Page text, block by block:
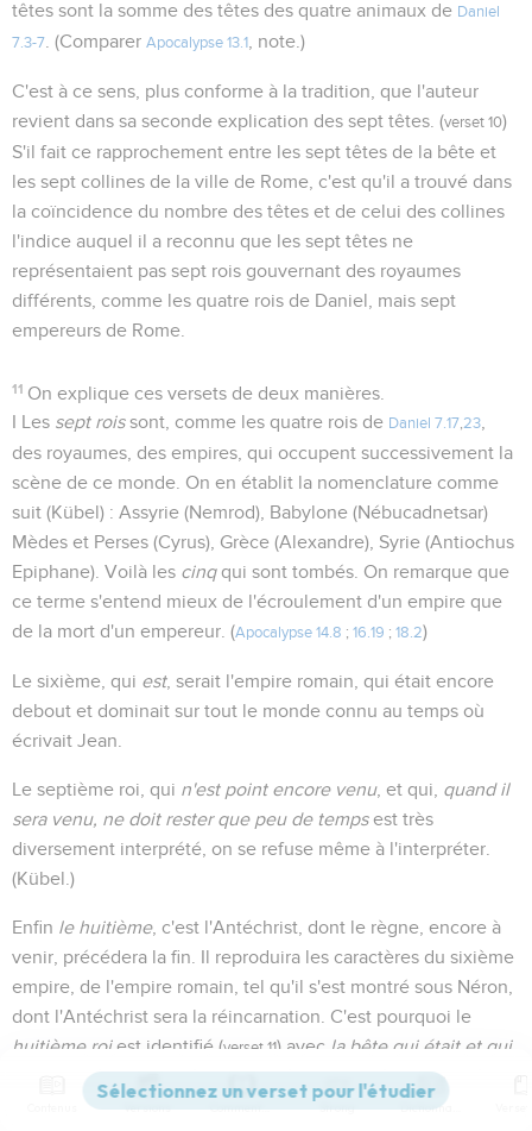
têtes sont la somme des têtes des quatre animaux de Daniel
7.3-7
. (Comparer Apocalypse 13.1 , note.)
C'est à ce sens, plus conforme à la tradition, que l'auteur
revient dans sa seconde explication des sept têtes. (verset 10)
S'il fait ce rapprochement entre les sept têtes de la bête et
les sept collines de la ville de Rome, c'est qu'il a trouvé dans
la coïncidence du nombre des têtes et de celui des collines
l'indice auquel il a reconnu que les sept têtes ne
représentaient pas sept rois gouvernant des royaumes
différents, comme les quatre rois de Daniel, mais sept
empereurs de Rome.
11 On explique ces versets de deux manières.
I Les sept roissont, comme les quatre rois de Daniel 7.17 23
des royaumes, des empires, qui occupent successivement la
scène de ce monde. On en établit la nomenclature comme
suit (Kübel) : Assyrie (Nemrod), Babylone (Nébucadnetsar)
Mèdes et Perses (Cyrus), Grèce (Alexandre), Syrie (Antiochus
Epiphane). Voilà les cinqqui sont tombés. On remarque que
ce terme s'entend mieux de l'écroulement d'un empire que
de la mort d'un empereur. (Apocalypse 14.8 ; 16.19 ; 18.2)
Le sixième, qui est, serait l'empire romain, qui était encore
debout et dominait sur tout le monde connu au temps où
écrivait Jean.
Le septième roi, qui n'est point encore venu, et qui, quand il
sera venu, ne doit rester que peu de tempsest très
diversement interprété, on se refuse même à l'interpréter.
(Kübel.)
Enfin le huitième, c'est l'Antéchrist, dont le règne, encore à
venir, précédera la fin. Il reproduira les caractères du sixième
empire, de l'empire romain, tel qu'il s'est montré sous Néron,
dont l'Antéchrist sera la réincarnation. C'est pourquoi le
huitième roiest identifié (verset 11) avec la bête qui était et qui
n'est plus, et désigné comme l'un des sept.
Versions Commentaires Strong